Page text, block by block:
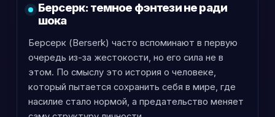
Берсерк: темное фэнтези не ради
шока
Берсерк (Berserk) часто вспоминают в первую
очередь из-за жестокости, но его сила не в
этом. По смыслу это история о человеке,
который пытается сохранить себя в мире, где
насилие стало нормой, а предательство меняет